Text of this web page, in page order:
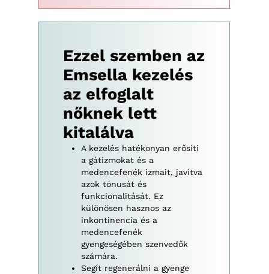
Ezzel szemben az
Emsella kezelés
az elfoglalt
nőknek lett
kitalálva
A kezelés hatékonyan erősíti
a gátizmokat és a
medencefenék izmait, javítva
azok tónusát és
funkcionalitását. Ez
különösen hasznos az
inkontinencia és a
medencefenék
gyengeségében szenvedők
számára.
Segít regenerálni a gyenge